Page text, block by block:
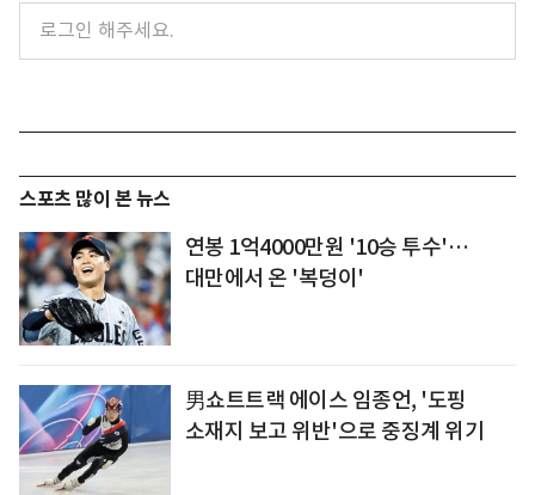
스포츠 많이 본 뉴스
연봉 1억4000만원 '10승 투수'…
대만에서 온 '복덩이'
男쇼트트랙 에이스 임종언, '도핑
소재지 보고 위반'으로 중징계 위기